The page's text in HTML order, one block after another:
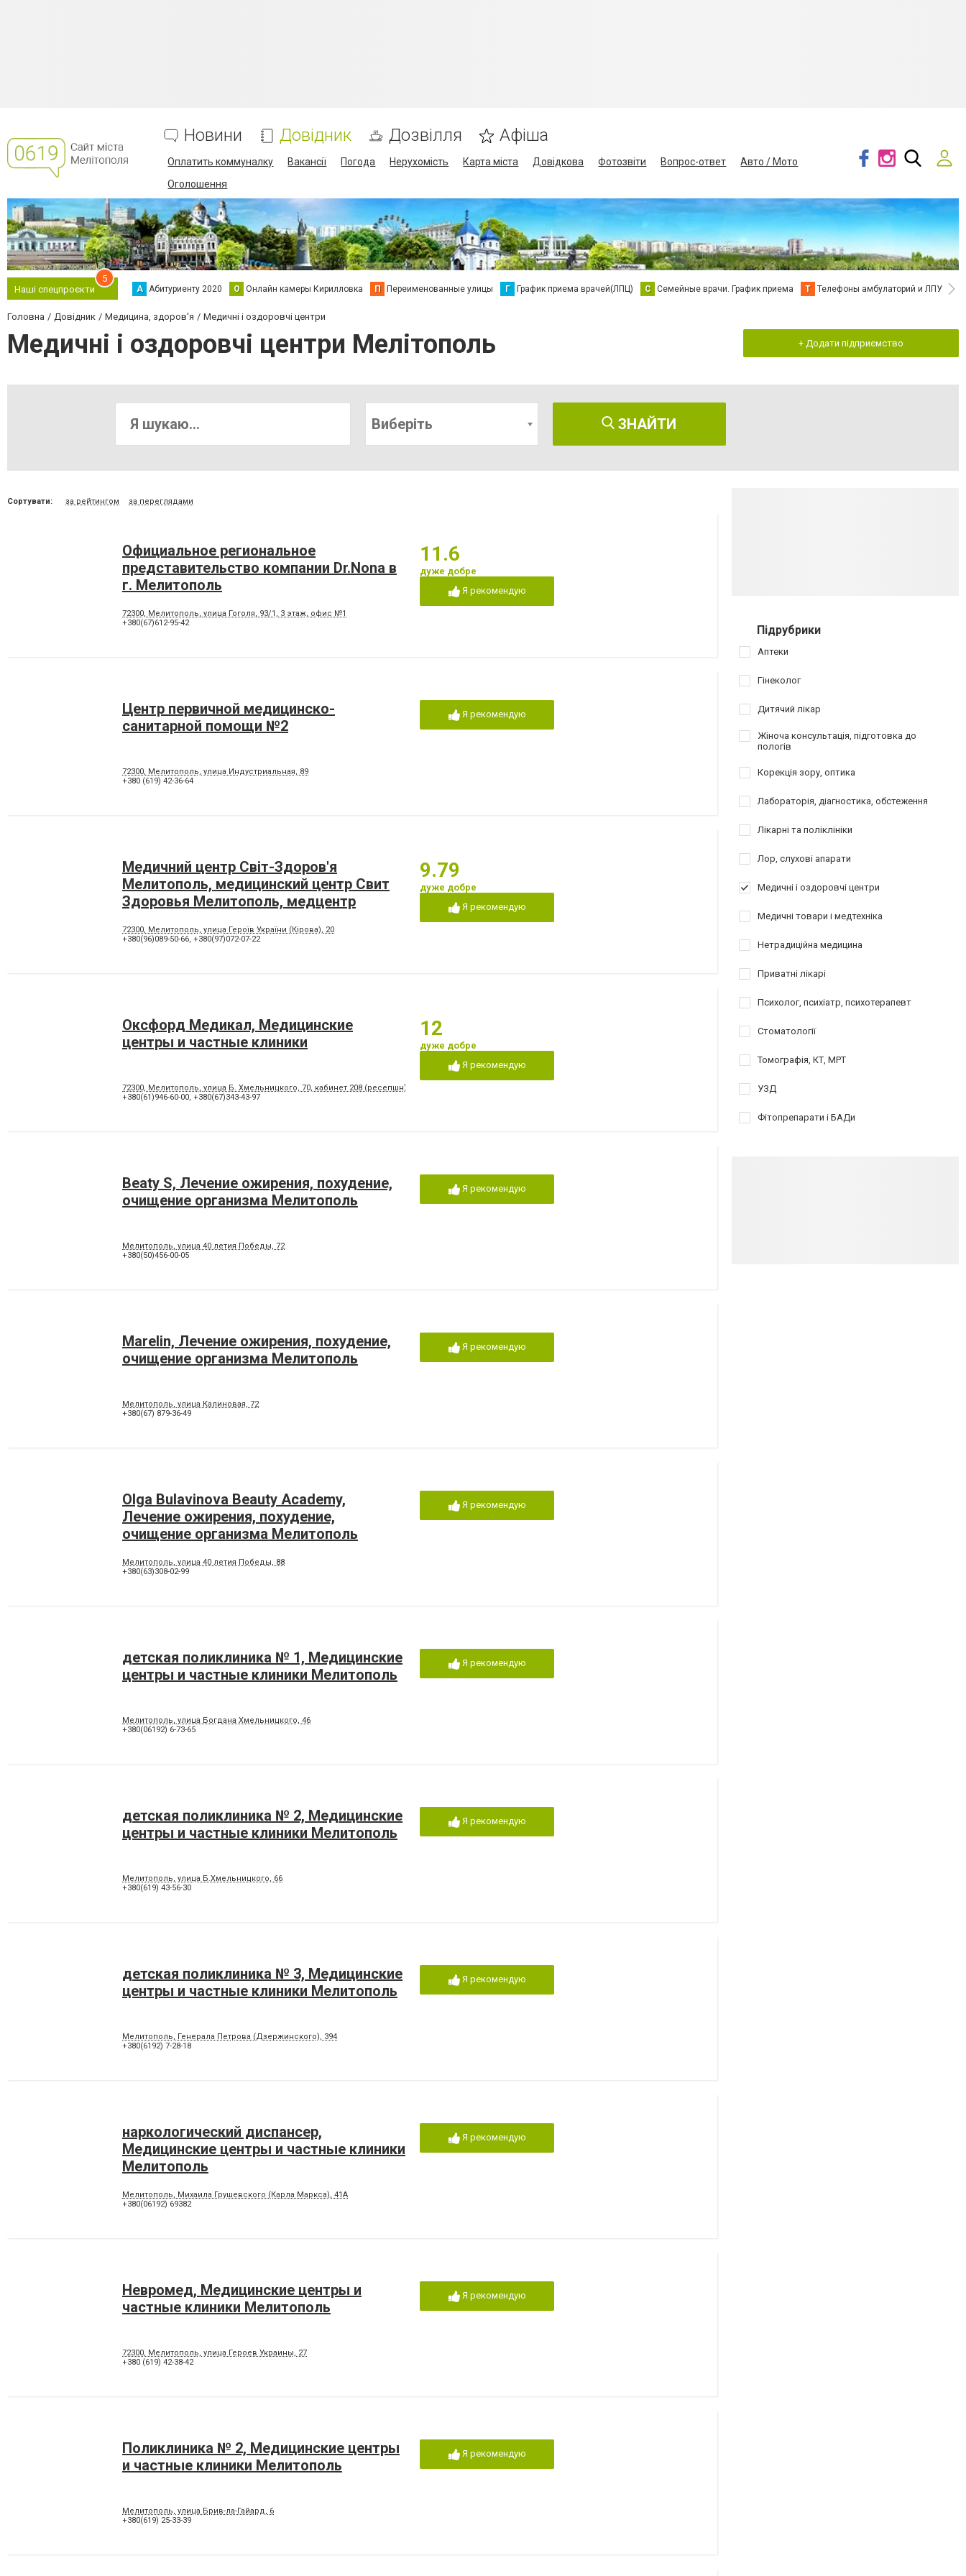
Новини Довідник Дозвілля Афіша
Оплатить коммуналку Вакансії Погода Нерухомість Карта міста Довідкова Фотозвіти Вопрос-ответ
Авто / Мото
Оголошення
Наші спецпроєкти
5
А Абитуриенту 2020 О Онлайн камеры Кирилловка П Переименованные улицы Г График приема врачей(ЛПЦ) С Семейные врачи. График приема Т Телефоны амбулаторий и ЛПУ В
Головна Довідник Медицина, здоров'я Медичні і оздоровчі центри
Медичні і оздоровчі центри Мелітополь + Додати підприємство
Виберіть ЗНАЙТИ
Сортувати: за рейтингом за переглядами
Официальное региональное
представительство компании Dr.Nona в
г. Мелитополь
72300, Мелитополь, улица Гоголя, 93/1, 3 этаж, офис №1
+380(67)612-95-42
11.6
дуже добре
Я рекомендую
Центр первичной медицинско-
санитарной помощи №2
72300, Мелитополь, улица Индустриальная, 89
+380 (619) 42-36-64
Я рекомендую
Медичний центр Свiт-Здоров'я
Мелитополь, медицинский центр Свит
Здоровья Мелитополь, медцентр
72300, Мелитополь, улица Героїв України (Кірова), 20
+380(96)089-50-66, +380(97)072-07-22
9.79
дуже добре
Я рекомендую
Оксфорд Медикал, Медицинские
центры и частные клиники
72300, Мелитополь, улица Б. Хмельницкого, 70, кабинет 208 (ресепшн)
+380(61)946-60-00, +380(67)343-43-97
12
дуже добре
Я рекомендую
Beaty S, Лечение ожирения, похудение,
очищение организма Мелитополь
Мелитополь, улица 40 летия Победы, 72
+380(50)456-00-05
Я рекомендую
Marelin, Лечение ожирения, похудение,
очищение организма Мелитополь
Мелитополь, улица Калиновая, 72
+380(67) 879-36-49
Я рекомендую
Olga Bulavinova Beauty Academy,
Лечение ожирения, похудение,
очищение организма Мелитополь
Мелитополь, улица 40 летия Победы, 88
+380(63)308-02-99
Я рекомендую
детская поликлиника № 1, Медицинские
центры и частные клиники Мелитополь
Мелитополь, улица Богдана Хмельницкого, 46
+380(06192) 6-73-65
Я рекомендую
детская поликлиника № 2, Медицинские
центры и частные клиники Мелитополь
Мелитополь, улица Б.Хмельницкого, 66
+380(619) 43-56-30
Я рекомендую
детская поликлиника № 3, Медицинские
центры и частные клиники Мелитополь
Мелитополь, Генерала Петрова (Дзержинского), 394
+380(6192) 7-28-18
Я рекомендую
наркологический диспансер,
Медицинские центры и частные клиники
Мелитополь
Мелитополь, Михаила Грушевского (Карла Маркса), 41А
+380(06192) 69382
Я рекомендую
Невромед, Медицинские центры и
частные клиники Мелитополь
72300, Мелитополь, улица Героев Украины, 27
+380 (619) 42-38-42
Я рекомендую
Поликлиника № 2, Медицинские центры
и частные клиники Мелитополь
Мелитополь, улица Брив-ла-Гайард, 6
+380(619) 25-33-39
Я рекомендую
Підрубрики
Аптеки
Гінеколог
Дитячий лікар
Жіноча консультація, підготовка до
пологів
Корекція зору, оптика
Лабораторія, діагностика, обстеження
Лікарні та поліклініки
Лор, слухові апарати
Медичні і оздоровчі центри
Медичні товари і медтехніка
Нетрадиційна медицина
Приватні лікарі
Психолог, психіатр, психотерапевт
Стоматології
Томографія, КТ, МРТ
УЗД
Фітопрепарати і БАДи